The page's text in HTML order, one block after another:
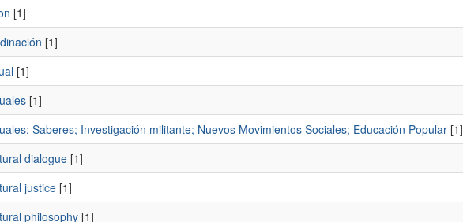
[1]
[1]
[1]
[1]
Saberes; Investigación militante; Nuevos Movimientos Sociales; Educación Popular[1]
dialogue[1]
justice[1]
philosophy[1]